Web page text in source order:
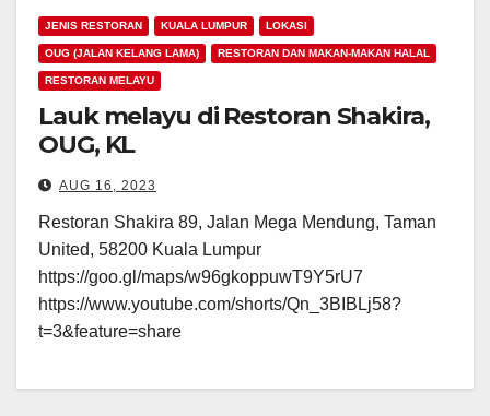
JENIS RESTORAN KUALA LUMPUR LOKASI
OUG (JALAN KELANG LAMA) RESTORAN DAN MAKAN-MAKAN HALAL
RESTORAN MELAYU
Lauk melayu di Restoran Shakira,
OUG, KL
AUG 16, 2023
Restoran Shakira 89, Jalan Mega Mendung, Taman
United, 58200 Kuala Lumpur
https://goo.gl/maps/w96gkoppuwT9Y5rU7
https://www.youtube.com/shorts/Qn_3BIBLj58?
t=3&feature=share